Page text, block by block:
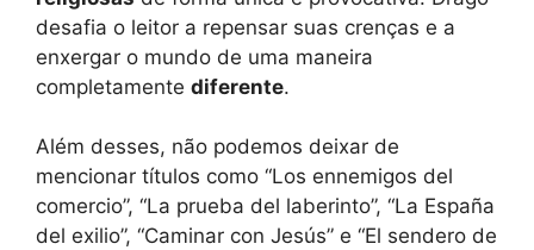
desafia o leitor a repensar suas crenças e a
enxergar o mundo de uma maneira
completamente diferente.
Além desses, não podemos deixar de
mencionar títulos como “Los ennemigos del
comercio”, “La prueba del laberinto”, “La España
del exilio”, “Caminar con Jesús” e “El sendero de